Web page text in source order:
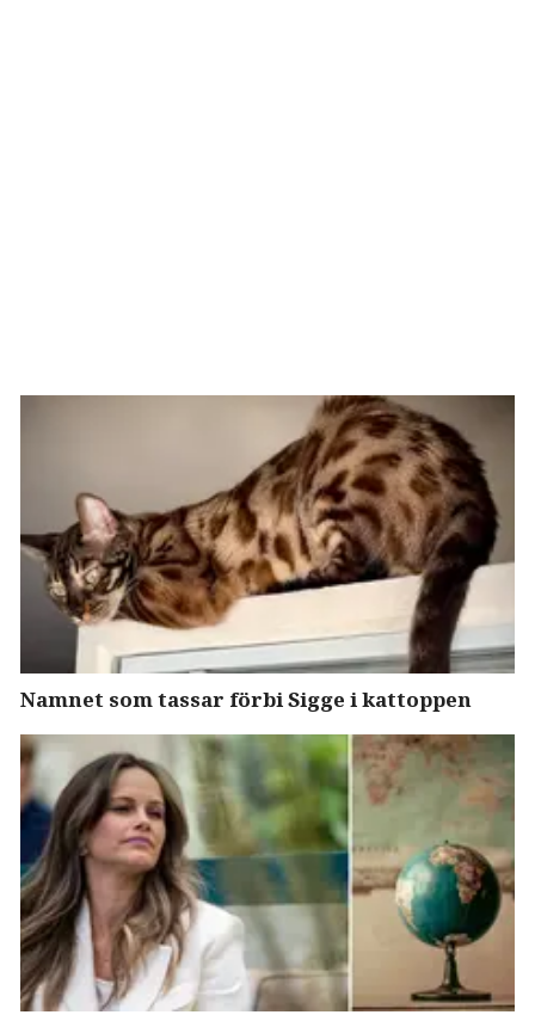
Namnet som tassar förbi Sigge i kattoppen